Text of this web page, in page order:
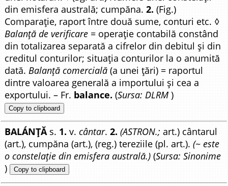
din emisfera australă; cumpăna.2. (Fig.)
Comparație, raport între două sume, conturi etc. ◊
Balanță de verificare = operație contabilă constând
din totalizarea separată a cifrelor din debitul și din
creditul conturilor; situația conturilor la o anumită
dată.Balanță comercială (a unei țări) = raportul
dintre valoarea generală a importului și cea a
exportului. – Fr. balance. (Sursa: DLRM )
Copy to clipboard
BALÁNȚĂs. 1. v.cântar.2. (ASTRON.; art.) cântarul
(art.), cumpăna (art.), (reg.) tereziile (pl. art.). (~ este
o constelație din emisfera australă.) (Sursa: Sinonime
) Copy to clipboard